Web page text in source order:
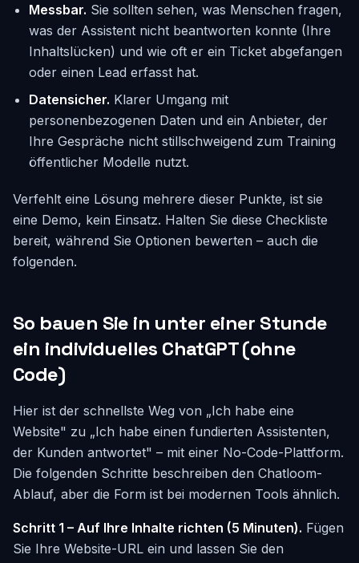
Messbar. Sie sollten sehen, was Menschen fragen,
was der Assistent nicht beantworten konnte (Ihre
Inhaltslücken) und wie oft er ein Ticket abgefangen
oder einen Lead erfasst hat.
Datensicher. Klarer Umgang mit
personenbezogenen Daten und ein Anbieter, der
Ihre Gespräche nicht stillschweigend zum Training
öffentlicher Modelle nutzt.
Verfehlt eine Lösung mehrere dieser Punkte, ist sie
eine Demo, kein Einsatz. Halten Sie diese Checkliste
bereit, während Sie Optionen bewerten – auch die
folgenden.
So bauen Sie in unter einer Stunde
ein individuelles ChatGPT (ohne
Code)
Hier ist der schnellste Weg von „Ich habe eine
Website" zu „Ich habe einen fundierten Assistenten,
der Kunden antwortet" – mit einer No-Code-Plattform.
Die folgenden Schritte beschreiben den Chatloom-
Ablauf, aber die Form ist bei modernen Tools ähnlich.
Schritt 1 – Auf Ihre Inhalte richten (5 Minuten). Fügen
Sie Ihre Website-URL ein und lassen Sie den